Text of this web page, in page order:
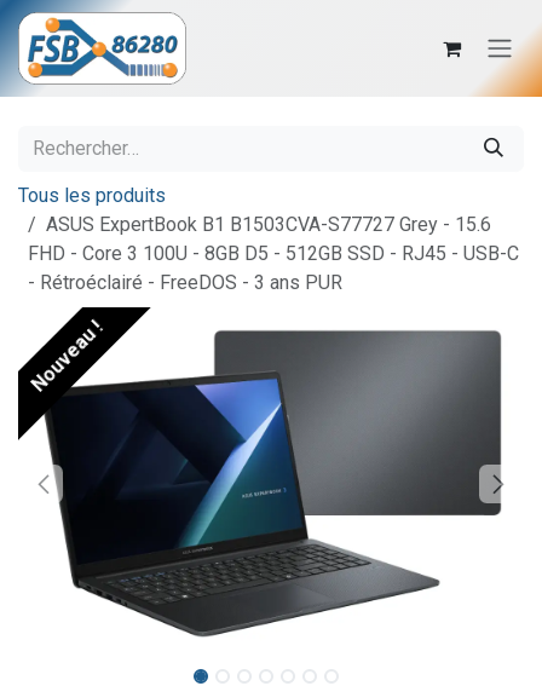
Se rendre au contenu
Tous les produits
ASUS ExpertBook B1 B1503CVA-S77727 Grey - 15.6
FHD - Core 3 100U - 8GB D5 - 512GB SSD - RJ45 - USB-C
- Rétroéclairé - FreeDOS - 3 ans PUR
Nouveau !